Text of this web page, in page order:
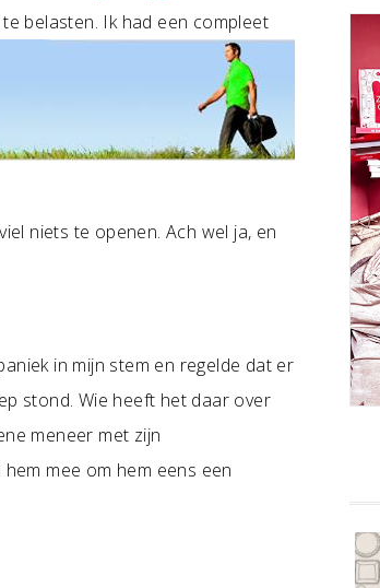
belasten. Ik had een compleet
niets te openen. Ach wel ja, en
in mijn stem en regelde dat er
stond. Wie heeft het daar over
meneer met zijn
mee om hem eens een